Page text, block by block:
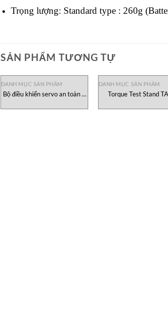
Trọng lượng: Standard type : 260g
SẢN PHẨM TƯƠNG TỰ
DANH MỤC SẢN PHẨM
Bộ điều khiển servo an toàn b
DANH MỤC SẢN PHẨM
Torque Test Stand
Nam